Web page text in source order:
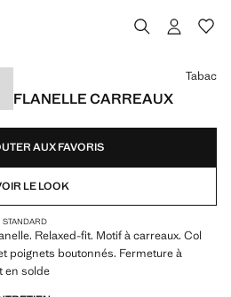
FLANELLE CARREAUX
Tabac
AUX FAVORIS
LE LOOK
STANDARD
Relaxed-fit. Motif à carreaux. Col
poignets boutonnés. Fermeture à
en solde